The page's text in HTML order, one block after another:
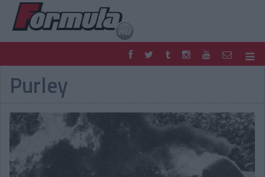
F1
FORMULA
RETRO
EGYÉB
PODCAST
LIVE
TIPPJÁTÉK
DIGITÁLIS MAGAZIN
Purley